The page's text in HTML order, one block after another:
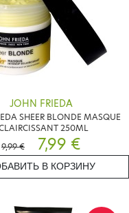
JOHN FRIEDA
SHEER BLONDE MASQUE
250ML
9,99 €
7,99 €
В КОРЗИНУ